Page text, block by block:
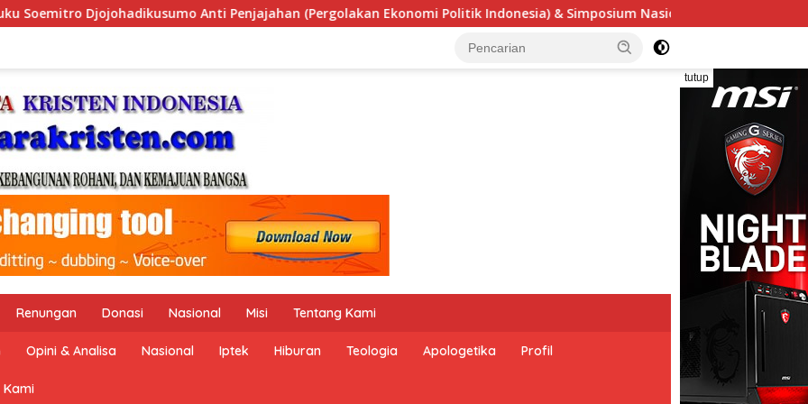
Ekonomi Politik Indonesia) & Simposium Nasional “Urgensi Undang-Undang Perekonomian Nasional dan
tutup
Renungan Donasi Nasional Misi Tentang Kami
Opini & Analisa Nasional Iptek Hiburan Teologia Apologetika Profil
Kami